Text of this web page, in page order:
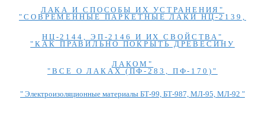
ЛАКА И СПОСОБЫ ИХ УСТРАНЕНИЯ"
"СОВРЕМЕННЫЕ ПАРКЕТНЫЕ ЛАКИ НЦ-2139,
НЦ-2144, ЭП-2146 И ИХ СВОЙСТВА"
"КАК ПРАВИЛЬНО ПОКРЫТЬ ДРЕВЕСИНУ
ЛАКОМ"
"ВСЕ О ЛАКАХ (ПФ-283, ПФ-170)"
" Электроизоляционные материалы БТ-99, БТ-987, МЛ-95, МЛ-92 "